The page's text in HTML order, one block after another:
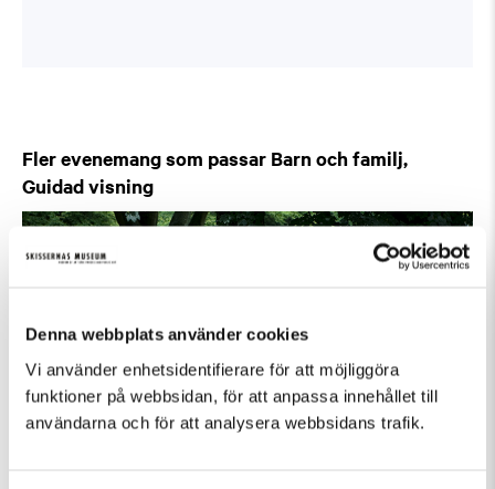
Denna webbplats använder cookies
Vi använder enhetsidentifierare för att möjliggöra
funktioner på webbsidan, för att anpassa innehållet till
användarna och för att analysera webbsidans trafik.
Fler evenemang som passar Barn och familj,
Guidad visning